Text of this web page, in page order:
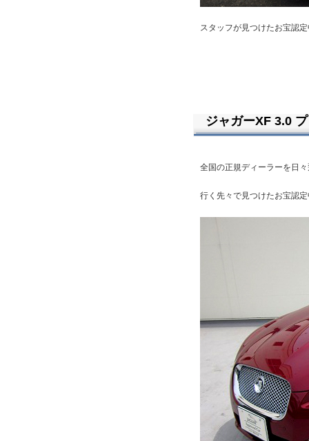
スタッフが見つけたお宝認
ジャガーXF 3.0
全国の正規ディーラーを日
行く先々で見つけたお宝認